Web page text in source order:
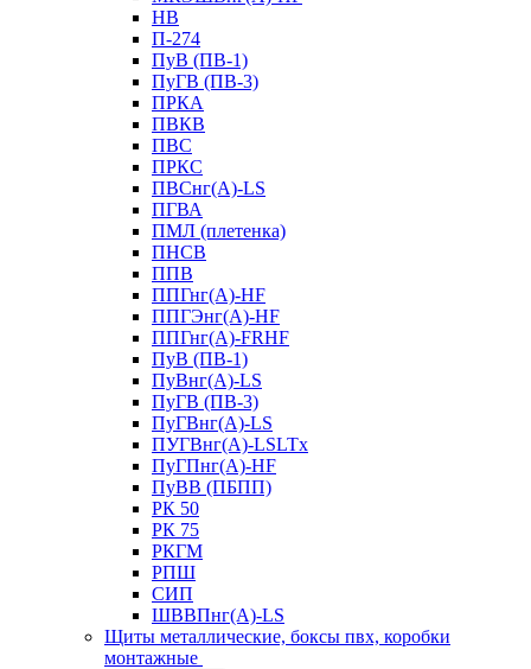
НВ
П-274
ПуВ (ПВ-1)
ПуГВ (ПВ-3)
ПРКА
ПВКВ
ПВС
ПРКС
ПВСнг(А)-LS
ПГВА
ПМЛ (плетенка)
ПНСВ
ППВ
ППГнг(А)-HF
ППГЭнг(А)-HF
ППГнг(А)-FRHF
ПуВ (ПВ-1)
ПуВнг(А)-LS
ПуГВ (ПВ-3)
ПуГВнг(А)-LS
ПУГВнг(А)-LSLTx
ПуГПнг(А)-HF
ПуВВ (ПБПП)
РК 50
РК 75
РКГМ
РПШ
СИП
ШВВПнг(А)-LS
Щиты металлические, боксы пвх, коробки
монтажные